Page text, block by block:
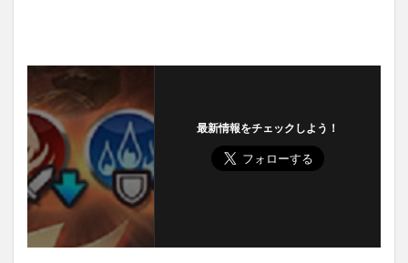
最新情報をチェックしよう！